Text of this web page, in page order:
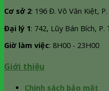
Cơ sở 2: 196 Đ. Võ Văn Kiệt,
Đại lý 1: 742, Lũy Bán Bích,
Giờ làm việc: 8H00 - 23H00
Giới thiệu
Chính sách bảo mật